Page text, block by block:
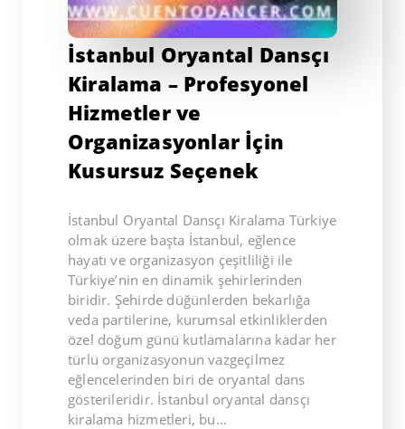
İstanbul Oryantal Dansçı
Kiralama – Profesyonel
Hizmetler ve
Organizasyonlar İçin
Kusursuz Seçenek
İstanbul Oryantal Dansçı Kiralama Türkiye
olmak üzere başta İstanbul, eğlence
hayatı ve organizasyon çeşitliliği ile
Türkiye’nin en dinamik şehirlerinden
biridir. Şehirde düğünlerden bekarlığa
veda partilerine, kurumsal etkinliklerden
özel doğum günü kutlamalarına kadar her
türlü organizasyonun vazgeçilmez
eğlencelerinden biri de oryantal dans
gösterileridir. İstanbul oryantal dansçı
kiralama hizmetleri, bu…